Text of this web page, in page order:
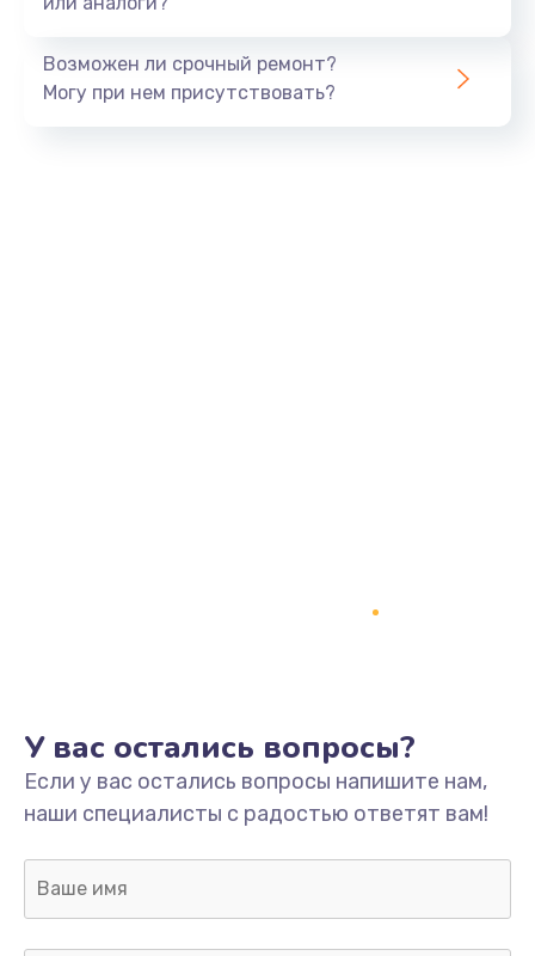
550 руб.
Не включается
1400 руб.
Заказать
800 руб.
Возможен ли срочный ремонт?
Могу при нем присутствовать?
У вас остались вопросы?
Если у вас остались вопросы напишите нам,
наши специалисты с радостью ответят вам!